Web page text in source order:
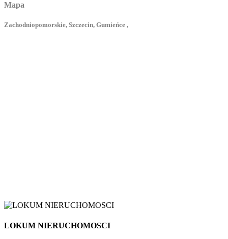
Mapa
Zachodniopomorskie, Szczecin, Gumieńce ,
LOKUM NIERUCHOMOSCI